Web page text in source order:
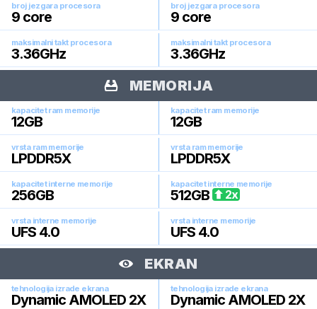
broj jezgara procesora
9 core
broj jezgara procesora
9 core
maksimalni takt procesora
3.36GHz
maksimalni takt procesora
3.36GHz
MEMORIJA
kapacitet ram memorije
12GB
kapacitet ram memorije
12GB
vrsta ram memorije
LPDDR5X
vrsta ram memorije
LPDDR5X
kapacitet interne memorije
256GB
kapacitet interne memorije
512GB 2x
vrsta interne memorije
UFS 4.0
vrsta interne memorije
UFS 4.0
EKRAN
tehnologija izrade ekrana
Dynamic AMOLED 2X
tehnologija izrade ekrana
Dynamic AMOLED 2X